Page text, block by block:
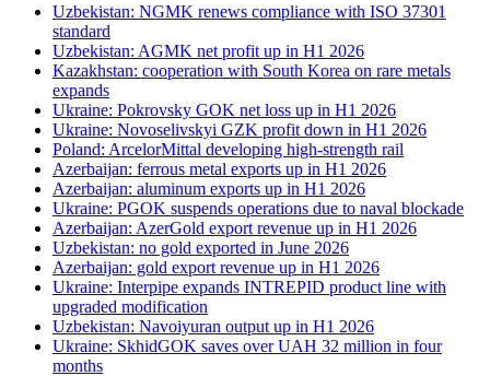
Uzbekistan: NGMK renews compliance with ISO 37301
standard
Uzbekistan: AGMK net profit up in H1 2026
Kazakhstan: cooperation with South Korea on rare metals
expands
Ukraine: Pokrovsky GOK net loss up in H1 2026
Ukraine: Novoselivskyi GZK profit down in H1 2026
Poland: ArcelorMittal developing high-strength rail
Azerbaijan: ferrous metal exports up in H1 2026
Azerbaijan: aluminum exports up in H1 2026
Ukraine: PGOK suspends operations due to naval blockade
Azerbaijan: AzerGold export revenue up in H1 2026
Uzbekistan: no gold exported in June 2026
Azerbaijan: gold export revenue up in H1 2026
Ukraine: Interpipe expands INTREPID product line with
upgraded modification
Uzbekistan: Navoiyuran output up in H1 2026
Ukraine: SkhidGOK saves over UAH 32 million in four
months